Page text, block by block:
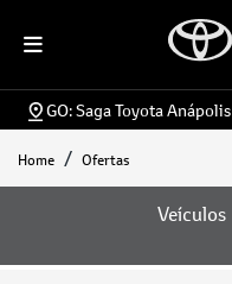
GO: Saga Toyota Anápolis
Home Ofertas
Veículos
Ofertas